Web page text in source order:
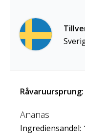
Råvaruursprung:
Ananas
Ingrediensandel: